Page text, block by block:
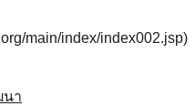
main/index/index002.jsp)
า